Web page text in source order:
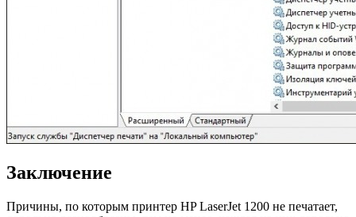
Заключение
Причины, по которым принтер HP LaserJet 1200 не печатает,